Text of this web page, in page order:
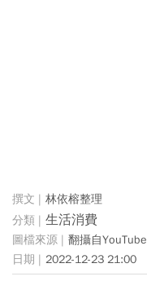
林依榕整理
生活消費
翻攝自YouTube
2022-12-23 21:00